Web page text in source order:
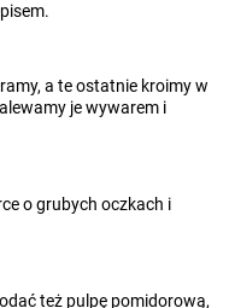
a te ostatnie kroimy w
je wywarem i
o grubych oczkach i
też pulpę pomidorową,